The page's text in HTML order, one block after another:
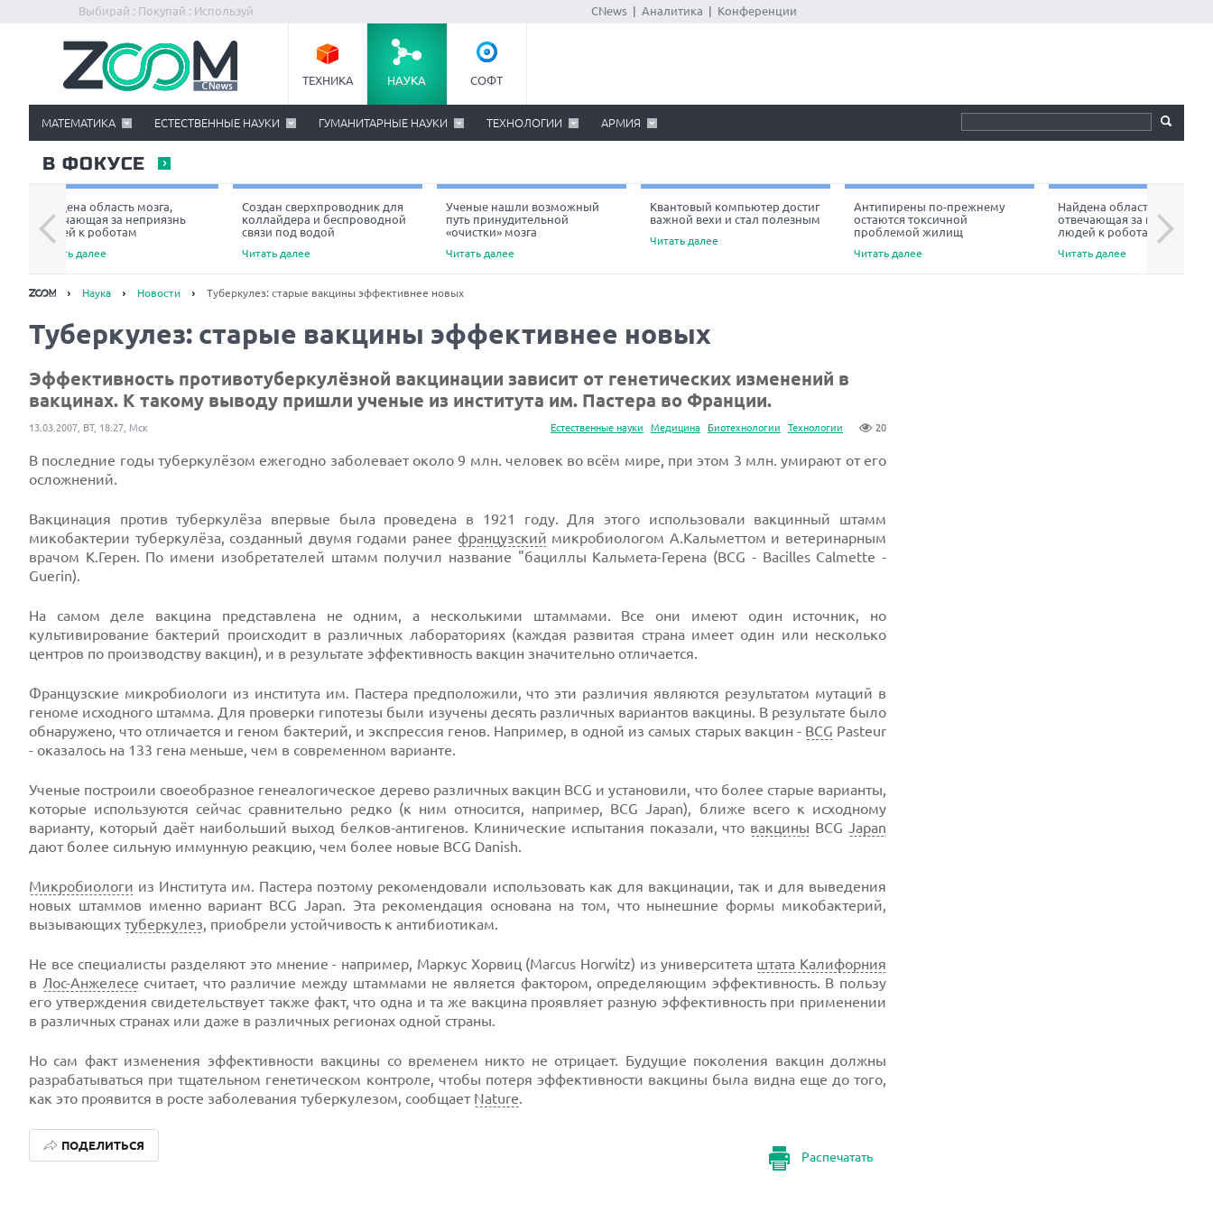
Выбирай : Покупай : Используй CNews Аналитика Конференции
ТЕХНИКА НАУКА СОФТ
МАТЕМАТИКА ЕСТЕСТВЕННЫЕ НАУКИ ГУМАНИТАРНЫЕ НАУКИ ТЕХНОЛОГИИ АРМИЯ
В ФОКУСЕ
Найдена область мозга,
отвечающая за неприязнь
людей к роботам
Читать далее
Создан сверхпроводник для
коллайдера и беспроводной
связи под водой
Читать далее
Ученые нашли возможный
путь принудительной
«очистки» мозга
Читать далее
Квантовый компьютер достиг
важной вехи и стал полезным
Читать далее
Антипирены по-прежнему
остаются токсичной
проблемой жилищ
Читать далее
Найдена область мозга,
отвечающая за неприязнь
людей к роботам
Читать далее
Next
Наука Новости Туберкулез: старые вакцины эффективнее новых
Туберкулез: старые вакцины эффективнее новых
Эффективность противотуберкулёзной вакцинации зависит от генетических изменений в
вакцинах. К такому выводу пришли ученые из института им. Пастера во Франции.
Естественные науки Медицина Биотехнологии Технологии 20
13.03.2007, ВТ, 18:27, Мск
В последние годы туберкулёзом ежегодно заболевает около 9 млн. человек во всём мире, при этом 3 млн. умирают от его
осложнений.
Вакцинация против туберкулёза впервые была проведена в 1921 году. Для этого использовали вакцинный штамм
микобактерии туберкулёза, созданный двумя годами ранее французский микробиологом А.Кальметтом и ветеринарным
врачом К.Герен. По имени изобретателей штамм получил название "бациллы Кальмета-Герена (BCG - Bacilles Calmette -
Guerin).
На самом деле вакцина представлена не одним, а несколькими штаммами. Все они имеют один источник, но
культивирование бактерий происходит в различных лабораториях (каждая развитая страна имеет один или несколько
центров по производству вакцин), и в результате эффективность вакцин значительно отличается.
Французские микробиологи из института им. Пастера предположили, что эти различия являются результатом мутаций в
геноме исходного штамма. Для проверки гипотезы были изучены десять различных вариантов вакцины. В результате было
обнаружено, что отличается и геном бактерий, и экспрессия генов. Например, в одной из самых старых вакцин - BCG Pasteur
- оказалось на 133 гена меньше, чем в современном варианте.
Ученые построили своеобразное генеалогическое дерево различных вакцин BCG и установили, что более старые варианты,
которые используются сейчас сравнительно редко (к ним относится, например, BCG Japan), ближе всего к исходному
варианту, который даёт наибольший выход белков-антигенов. Клинические испытания показали, что вакцины BCGJapan
дают более сильную иммунную реакцию, чем более новые BCG Danish.
Микробиологи из Института им. Пастера поэтому рекомендовали использовать как для вакцинации, так и для выведения
новых штаммов именно вариант BCG Japan. Эта рекомендация основана на том, что нынешние формы микобактерий,
вызывающих туберкулез, приобрели устойчивость к антибиотикам.
Не все специалисты разделяют это мнение - например, Маркус Хорвиц (Marcus Horwitz) из университета штата Калифорния
в Лос-Анжелесе считает, что различие между штаммами не является фактором, определяющим эффективность. В пользу
его утверждения свидетельствует также факт, что одна и та же вакцина проявляет разную эффективность при применении
в различных странах или даже в различных регионах одной страны.
Но сам факт изменения эффективности вакцины со временем никто не отрицает. Будущие поколения вакцин должны
разрабатываться при тщательном генетическом контроле, чтобы потеря эффективности вакцины была видна еще до того,
как это проявится в росте заболевания туберкулезом, сообщает Nature.
Распечатать
ПОДЕЛИТЬСЯ